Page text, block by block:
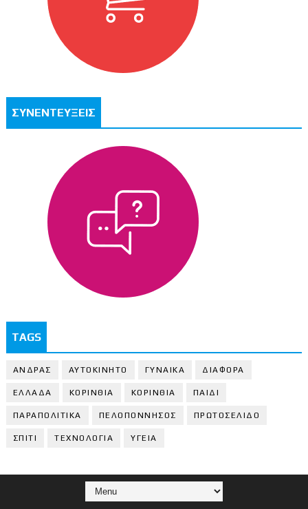
ΣΥΝΕΝΤΕΥΞΕΙΣ
TAGS
ΑΝΔΡΑΣ ΑΥΤΟΚΙΝΗΤΟ ΓΥΝΑΙΚΑ ΔΙΑΦΟΡΑ
ΕΛΛΑΔΑ ΚΟΡΙΝΘΙΑ ΚΟΡΙΝΘΙA ΠΑΙΔΙ
ΠΑΡΑΠΟΛΙΤΙΚΑ ΠΕΛΟΠΟΝΝΗΣΟΣ ΠΡΩΤΟΣΕΛΙΔΟ
ΣΠΙΤΙ ΤΕΧΝΟΛΟΓΙΑ ΥΓΕΙΑ